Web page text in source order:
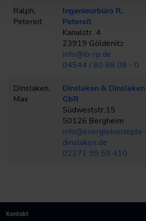
Ralph,
Petereit
Ingenieurbüro R.
Petereit
Kanalstr. 4
23919 Göldenitz
info@ib-rp.de
04544 / 80 88 08 - 0
Dinslaken,
Max
Dinslaken & Dinslaken
GbR
Südweststr.15
50126 Bergheim
info@energiekonzepte-
dinslaken.de
02271 99 59 410
Kontakt